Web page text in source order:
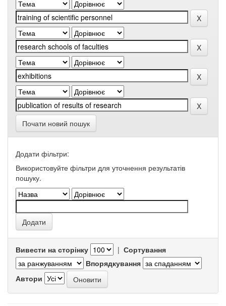
Почати новий пошук
Додати фільтри:
Використовуйте фільтри для уточнення результатів
пошуку.
Вивести на сторінку | Сортування
Впорядкування
Автори